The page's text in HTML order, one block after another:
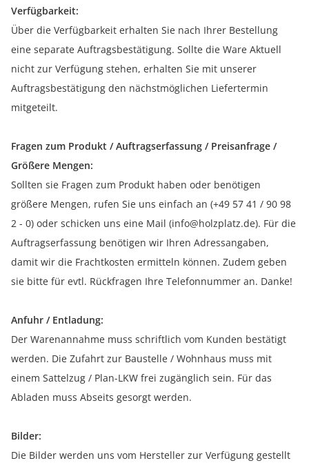
Verfügbarkeit:
Über die Verfügbarkeit erhalten Sie nach Ihrer Bestellung
eine separate Auftragsbestätigung. Sollte die Ware Aktuell
nicht zur Verfügung stehen, erhalten Sie mit unserer
Auftragsbestätigung den nächstmöglichen Liefertermin
mitgeteilt.
Fragen zum Produkt / Auftragserfassung / Preisanfrage /
Größere Mengen:
Sollten sie Fragen zum Produkt haben oder benötigen
größere Mengen, rufen Sie uns einfach an (+49 57 41 / 90 98
2 - 0) oder schicken uns eine Mail (info@holzplatz.de). Für die
Auftragserfassung benötigen wir Ihren Adressangaben,
damit wir die Frachtkosten ermitteln können. Zudem geben
sie bitte für evtl. Rückfragen Ihre Telefonnummer an. Danke!
Anfuhr / Entladung:
Der Warenannahme muss schriftlich vom Kunden bestätigt
werden. Die Zufahrt zur Baustelle / Wohnhaus muss mit
einem Sattelzug / Plan-LKW frei zugänglich sein. Für das
Abladen muss Abseits gesorgt werden.
Bilder:
Die Bilder werden uns vom Hersteller zur Verfügung gestellt